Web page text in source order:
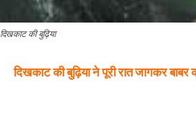
दिखकाट की बुढ़िया
दिखकाट की बुढ़िया ने पूरी रात जागकर